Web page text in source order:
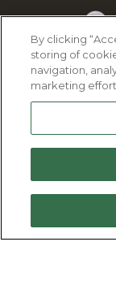
By clicking
storing of
navigation,
marketing